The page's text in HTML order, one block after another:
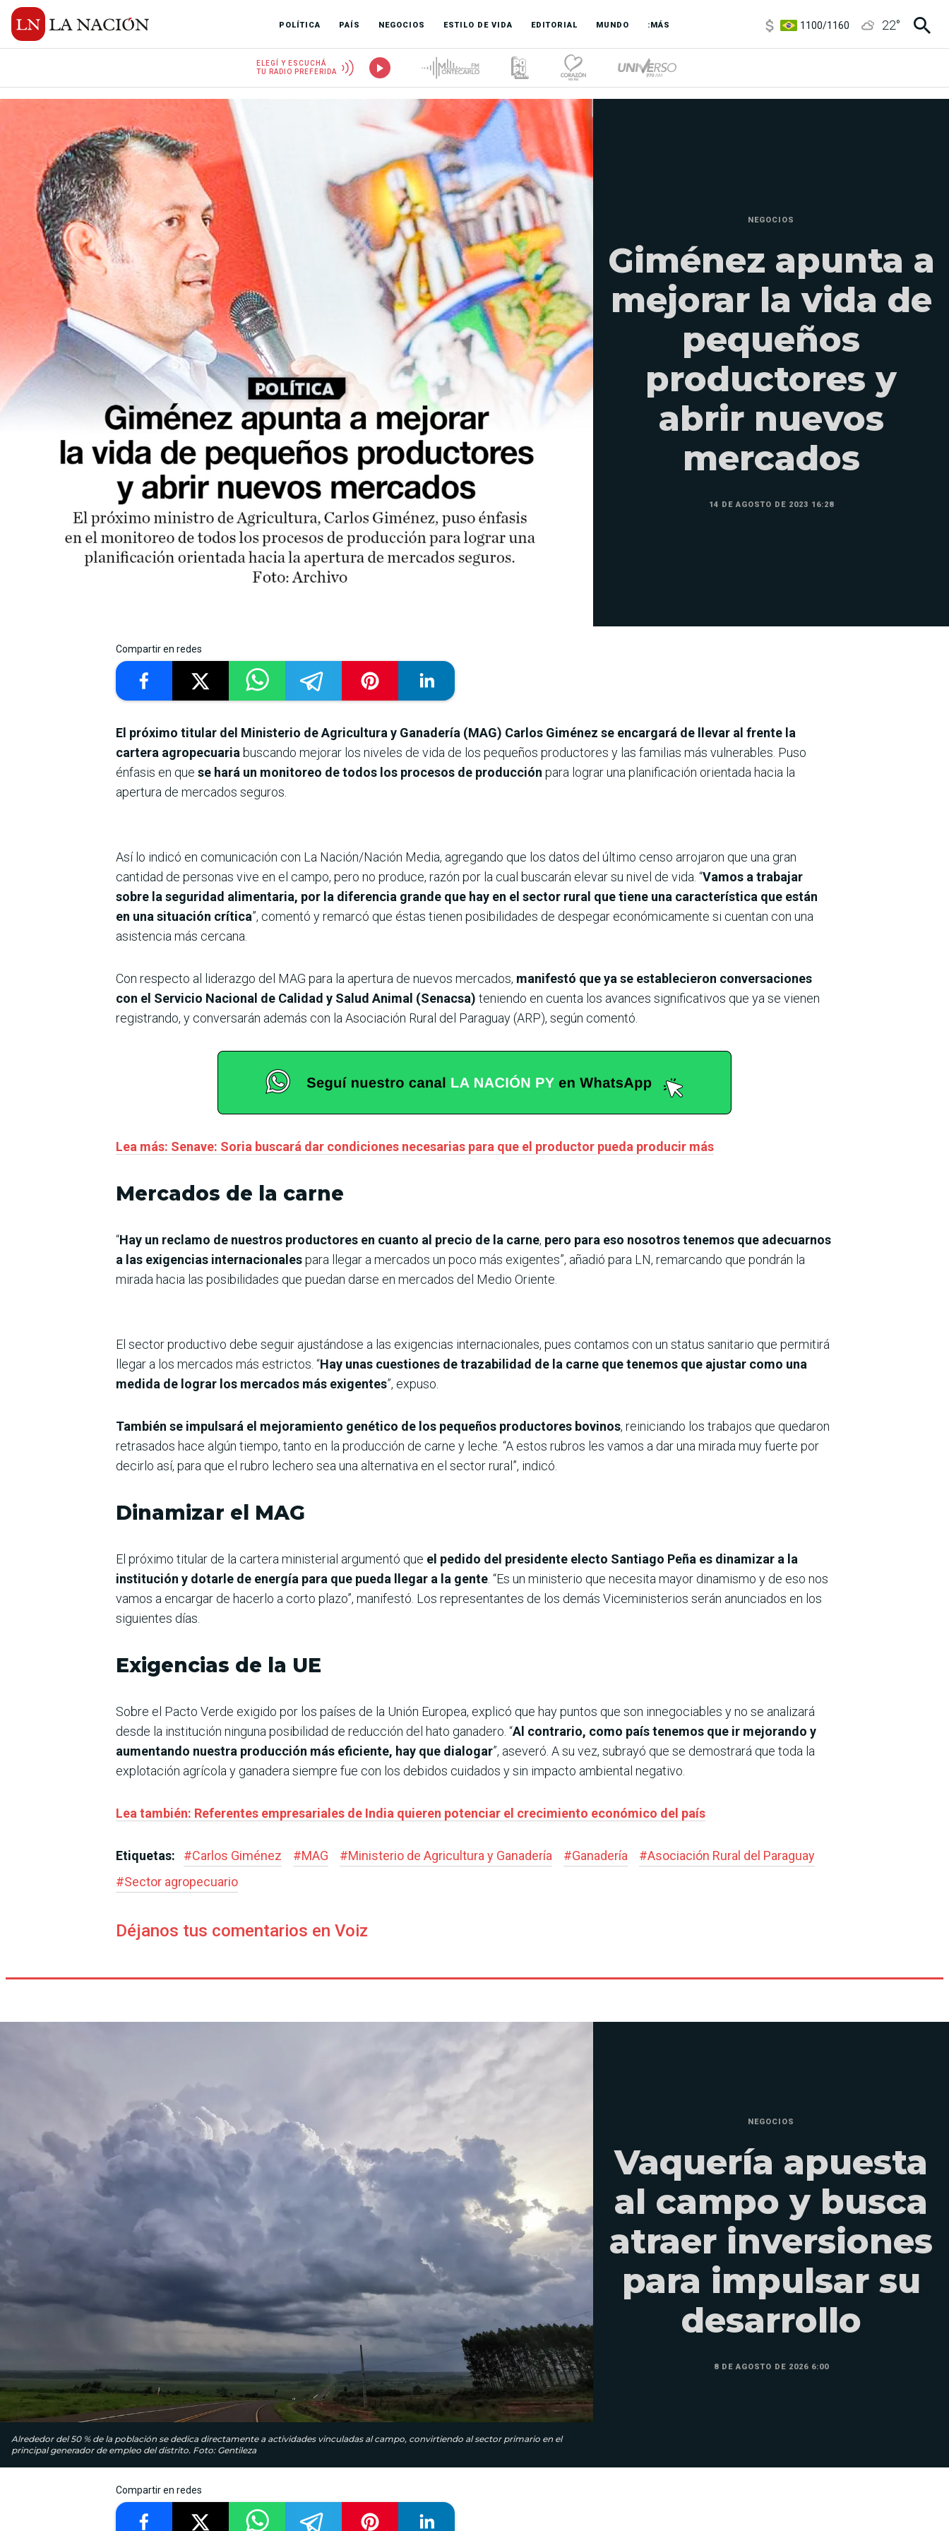
POLÍTICA PAÍS NEGOCIOS ESTILO DE VIDA EDITORIAL MUNDO :MÁS
3,8/4
22°
ELEGÍ Y ESCUCHÁ
TU RADIO PREFERIDA
NEGOCIOS
Giménez apunta a
mejorar la vida de
pequeños
productores y
abrir nuevos
mercados
14 DE AGOSTO DE 2023 16:28
Compartir en redes
El próximo titular del Ministerio de Agricultura y Ganadería (MAG) Carlos Giménez se encargará de llevar al frente la
cartera agropecuaria buscando mejorar los niveles de vida de los pequeños productores y las familias más vulnerables. Puso
énfasis en que se hará un monitoreo de todos los procesos de producción para lograr una planificación orientada hacia la
apertura de mercados seguros.
Así lo indicó en comunicación con La Nación/Nación Media, agregando que los datos del último censo arrojaron que una gran
cantidad de personas vive en el campo, pero no produce, razón por la cual buscarán elevar su nivel de vida. “Vamos a trabajar
sobre la seguridad alimentaria, por la diferencia grande que hay en el sector rural que tiene una característica que están
en una situación crítica”, comentó y remarcó que éstas tienen posibilidades de despegar económicamente si cuentan con una
asistencia más cercana.
Con respecto al liderazgo del MAG para la apertura de nuevos mercados, manifestó que ya se establecieron conversaciones
con el Servicio Nacional de Calidad y Salud Animal (Senacsa) teniendo en cuenta los avances significativos que ya se vienen
registrando, y conversarán además con la Asociación Rural del Paraguay (ARP), según comentó.
Lea más: Senave: Soria buscará dar condiciones necesarias para que el productor pueda producir más
Mercados de la carne
“Hay un reclamo de nuestros productores en cuanto al precio de la carne, pero para eso nosotros tenemos que adecuarnos
a las exigencias internacionalespara llegar a mercados un poco más exigentes”, añadió para LN, remarcando que pondrán la
mirada hacia las posibilidades que puedan darse en mercados del Medio Oriente.
El sector productivo debe seguir ajustándose a las exigencias internacionales, pues contamos con un status sanitario que permitirá
llegar a los mercados más estrictos. “Hay unas cuestiones de trazabilidad de la carne que tenemos que ajustar como una
medida de lograr los mercados más exigentes”, expuso.
También se impulsará el mejoramiento genético de los pequeños productores bovinos, reiniciando los trabajos que quedaron
retrasados hace algún tiempo, tanto en la producción de carne y leche. “A estos rubros les vamos a dar una mirada muy fuerte por
decirlo así, para que el rubro lechero sea una alternativa en el sector rural”, indicó.
Dinamizar el MAG
El próximo titular de la cartera ministerial argumentó que el pedido del presidente electo Santiago Peña es dinamizar a la
institución y dotarle de energía para que pueda llegar a la gente . “Es un ministerio que necesita mayor dinamismo y de eso nos
vamos a encargar de hacerlo a corto plazo”, manifestó. Los representantes de los demás Viceministerios serán anunciados en los
siguientes días.
Exigencias de la UE
Sobre el Pacto Verde exigido por los países de la Unión Europea, explicó que hay puntos que son innegociables y no se analizará
desde la institución ninguna posibilidad de reducción del hato ganadero. “Al contrario, como país tenemos que ir mejorando y
aumentando nuestra producción más eficiente, hay que dialogar”, aseveró. A su vez, subrayó que se demostrará que toda la
explotación agrícola y ganadera siempre fue con los debidos cuidados y sin impacto ambiental negativo.
Lea también: Referentes empresariales de India quieren potenciar el crecimiento económico del país
Etiquetas: #Carlos Giménez #MAG #Ministerio de Agricultura y Ganadería #Ganadería #Asociación Rural del Paraguay
#Sector agropecuario
Déjanos tus comentarios en Voiz
Alrededor del 50 % de la población se dedica directamente a actividades vinculadas al campo, convirtiendo al sector primario en el
principal generador de empleo del distrito. Foto: Gentileza
NEGOCIOS
Vaquería apuesta
al campo y busca
atraer inversiones
para impulsar su
desarrollo
8 DE AGOSTO DE 2026 6:00
Compartir en redes